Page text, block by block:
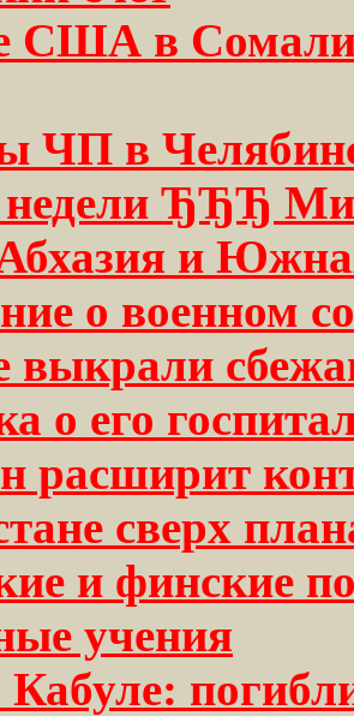
США в Сомали
ЧП в
недели ЂЂЂ
и
о военном
выкрали
о его
расширит
сверх
и финские
учения